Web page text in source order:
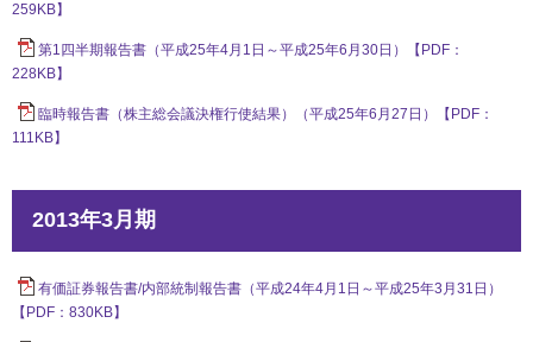
259KB】
第1四半期報告書（平成25年4月1日～平成25年6月30日）【PDF：
228KB】
臨時報告書（株主総会議決権行使結果）（平成25年6月27日）【PDF：
111KB】
2013年3月期
有価証券報告書/内部統制報告書（平成24年4月1日～平成25年3月31日）
【PDF：830KB】